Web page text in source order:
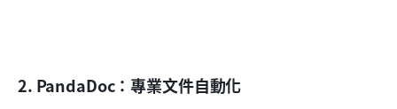
2. PandaDoc：專業文件自動化